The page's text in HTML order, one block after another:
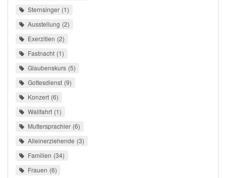
Sternsinger 1
Ausstellung 2
Exerzitien 2
Fastnacht 1
Glaubenskurs 5
Gottesdienst 9
Konzert 6
Wallfahrt 1
Muttersprachler 6
Alleinerziehende 3
Familien 34
Frauen 6